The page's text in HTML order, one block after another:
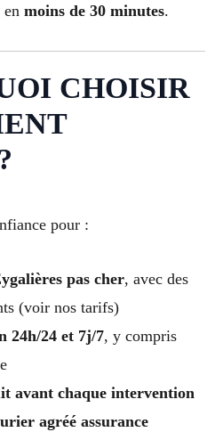
moins de 30 minutes.
CHOISIR
pour :
pas cher, avec des
(voir nos tarifs)
24h/24 et 7j/7, y compris
avant chaque intervention
agréé assurance